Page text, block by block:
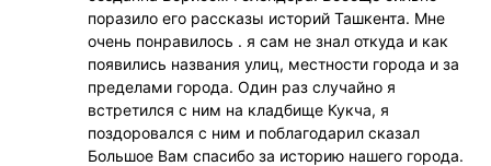
поразило его рассказы историй Ташкента. Мне
очень понравилось . я сам не знал откуда и как
появились названия улиц, местности города и за
пределами города. Один раз случайно я
встретился с ним на кладбище Кукча, я
поздоровался с ним и поблагодарил сказал
Большое Вам спасибо за историю нашего города.